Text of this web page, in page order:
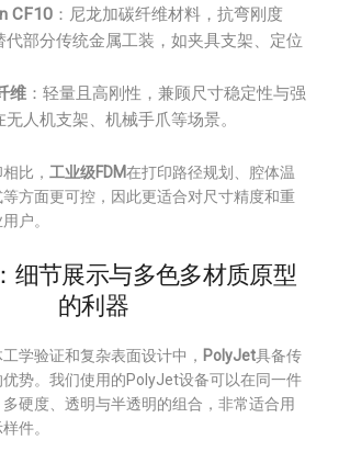
CF10 ：尼龙加碳纤维材料，抗弯刚度
代部分传统金属工装，如夹具支架、定位
维 ：轻量且高刚性，兼顾尺寸稳定性与强
人机支架、机械手爪等场景。
比， 工业级FDM在打印路径规划、腔体温
方面更可控，因此更适合对尺寸精度和重
户。
细节展示与多色多材质原型
的利器
学验证和复杂表面设计中， PolyJet具备传
优势。我们使用的PolyJet设备可以在同一件
硬度、透明与半透明的组合，非常适合用
件。